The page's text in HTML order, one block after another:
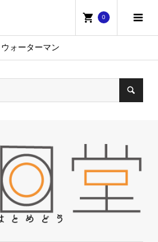
0
ウォーターマン